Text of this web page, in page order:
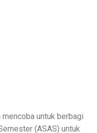
untuk berbagi
(ASAS) untuk